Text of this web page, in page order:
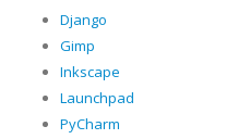
Django
Gimp
Inkscape
Launchpad
PyCharm